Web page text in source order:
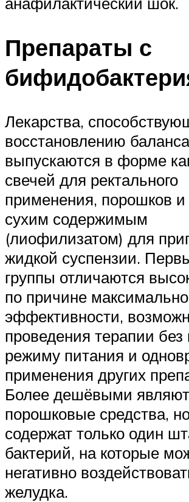
Препараты с
Лекарства,
восстановлению
выпускаются в форме
свечей для ректального
применения, порошков
сухим содержимым
(лиофилизатом) для
жидкой суспензии.
группы отличаются
по причине
эффективности,
проведения терапии без
режиму питания и
применения других
Более дешёвыми
порошковые средства,
содержат только один
бактерий, на которые
негативно
желудка.